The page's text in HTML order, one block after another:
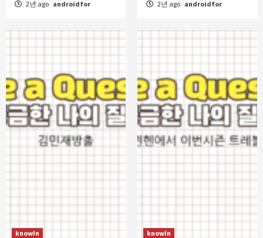
2년 ago androidfor 2년 ago androidfor
knowIn knowIn